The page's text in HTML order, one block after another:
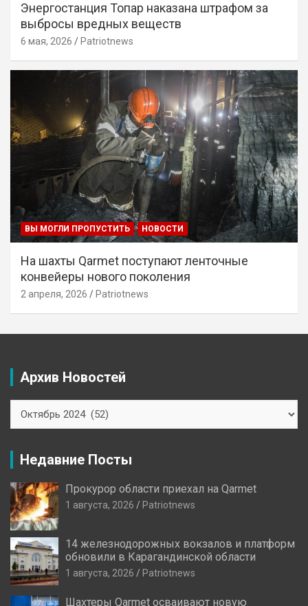
Энергостанция Топар наказана штрафом за
выбросы вредных веществ
6 мая, 2026 Patriotnews
ВЫ МОГЛИ ПРОПУСТИТЬ НОВОСТИ
На шахты Qarmet поступают ленточные
конвейеры нового поколения
2 апреля, 2026 Patriotnews
Архив Новостей
Новостей
Недавние Посты
Прокурор области приехал на Qarmet
1 августа, 2026 Patriotnews
14 железнодорожных вокзалов и платформ
обновили в Карагандинской области
1 августа, 2026 Patriotnews
Шахтеры Qarmet осваивают новую